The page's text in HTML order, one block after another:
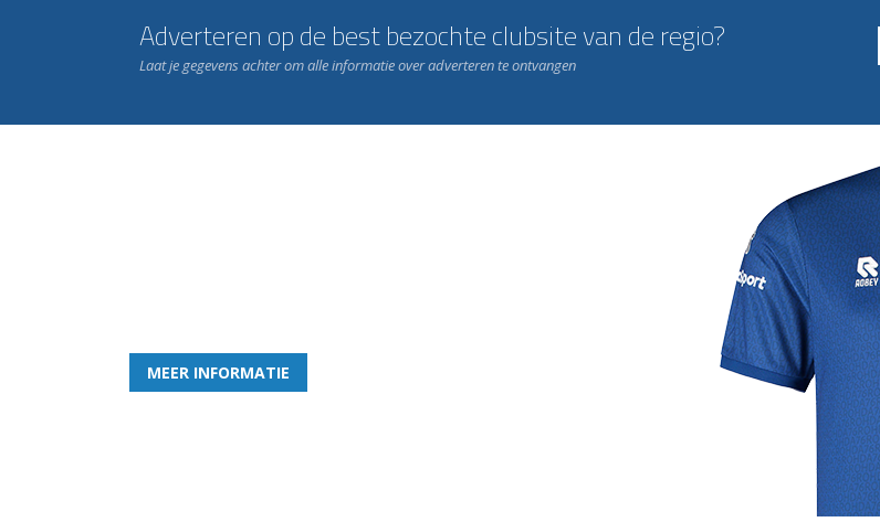
Adverteren op de best bezochte clubsite van de regio?
Laat je gegevens achter om alle informatie over adverteren te ontvangen
MEER INFORMATIE